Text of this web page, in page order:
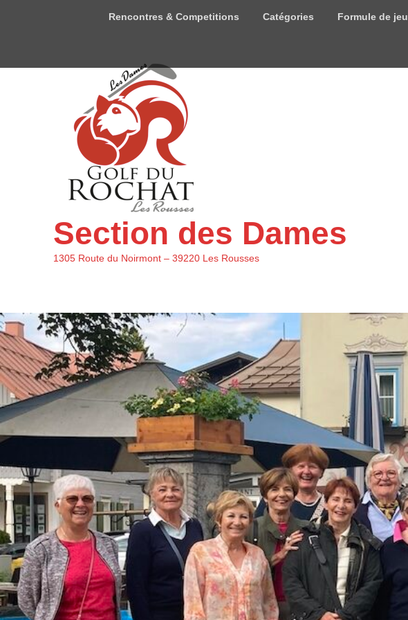
Rencontres & Competitions Catégories Formule de jeu
Section des Dames
1305 Route du Noirmont – 39220 Les Rousses